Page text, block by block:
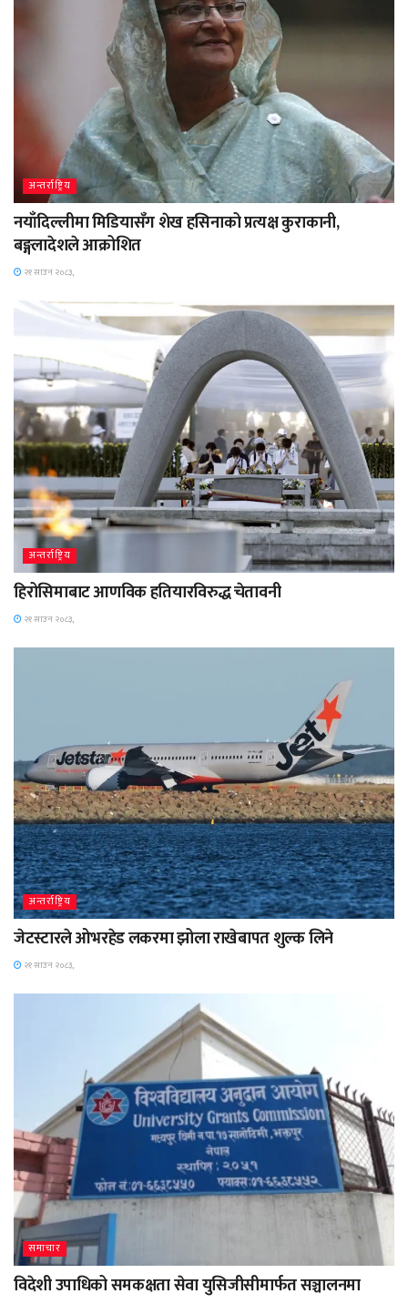
अन्तर्राष्ट्रिय
नयाँदिल्लीमा मिडियासँग शेख हसिनाको प्रत्यक्ष कुराकानी,
बङ्गलादेशले आक्रोशित
२१ साउन २०८३,
अन्तर्राष्ट्रिय
हिरोसिमाबाट आणविक हतियारविरुद्ध चेतावनी
२१ साउन २०८३,
अन्तर्राष्ट्रिय
जेटस्टारले ओभरहेड लकरमा झोला राखेबापत शुल्क लिने
२१ साउन २०८३,
समाचार
विदेशी उपाधिको समकक्षता सेवा युसिजीसीमार्फत सञ्चालनमा